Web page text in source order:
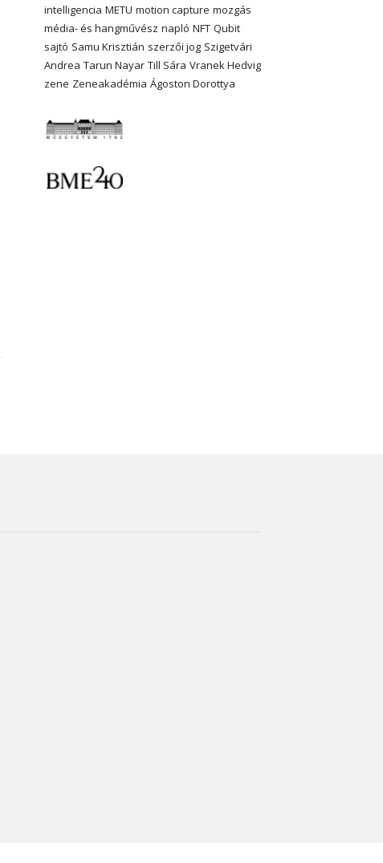
intelligencia METU motion capture mozgás
média- és hangművész napló NFT Qubit
sajtó Samu Krisztián szerzői jog Szigetvári
Andrea Tarun Nayar Till Sára Vranek Hedvig
zene Zeneakadémia Ágoston Dorottya